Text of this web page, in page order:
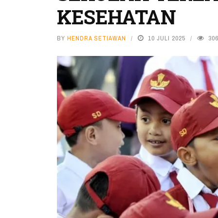
KESEHATAN
BY HENDRA SETIAWAN 10 JULI 2025 306